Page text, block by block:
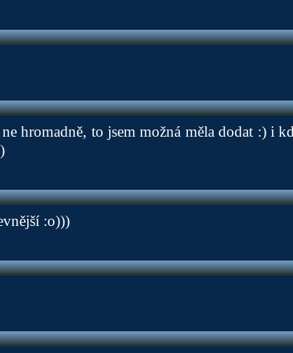
hromadně, to jsem možná měla dodat :) i
:o)))